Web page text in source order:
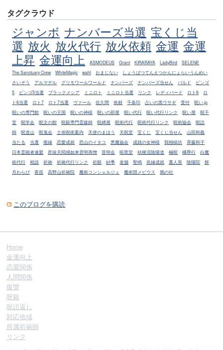
タグクラウド
ジャンボ ナンバーズ当選 宝くじ当
選 放火 放火代行 放火依頼 金運 金運
上昇 金運向上 ASMODEUS Grant KIRARAYA LadyBird
SELENE
The Sanctuary Crew
WhiteMagic wahl おまじない
しょうばつてんえつかんにょらいうんめい
さいぞう
アルマデル グリモワールワールド ナンバーズ ナンバーズ当せん バルド
ビンゴ
5
ビンゴ5当選 ブラックメシア ミニロト ミニロト当選 リンク レディバード ロト6
ロ
ト6当選
ロト7 ロト7当選 ヴァール 佐久間 依頼 千条印 占いの黒ウサギ 受付
呪い.jp
呪いの専門館
呪いの王国 呪いの神様 呪いの部屋 呪い代行 呪い代行リンク 呪い屋
呪千
堂
呪学会 呪文の館 呪殺専門霊媒師 呪縛屋 呪術代行 呪術代行リンク 呪術協会
呪詛
師
呪道山 呪鬼会 土俗呪術案内 天使のまほう 天呪堂 宝くじ 宝くじ当せん
山田和義
当たる
当選 復縁 恋愛成就 恐山のイタコ 悪魔協会 成就の女神様 我独槙坊
斉藤和子
日本霊能者連盟
昇抜天閲感如来雲明再憎 晋明会 暗黒堂 桔梗流陰陽道 極呪 橘尊行
白魔
術代行
相談 祈祷 祈祷代行リンク 祈願 紗季 老舗 聖鳴 良縁成就 藁人形 陰陽院
餅
月わらび
香苗 高野山祈祷院 魔術コンシェルジュ 魔術団メビウス 鴉の社
このブログを購読
Home
金運向上
恋愛関係
人間関係
復讐
呪殺
呪詛返し
対応地域
所属祈祷師
リンク